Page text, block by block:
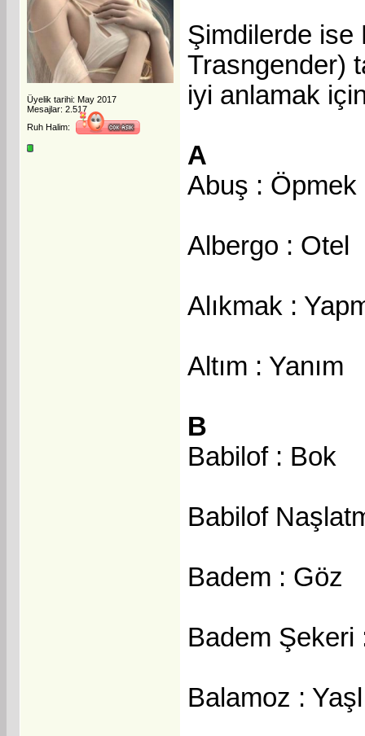
Üyelik tarihi: May 2017
Mesajlar: 2.517
Ruh Halim:
Şimdilerde ise
Trasngender)
iyi anlamak
A
Abuş : Öpmek
Albergo : Otel
Alıkmak :
Altım : Yanım
B
Babilof : Bok
Babilof
Badem : Göz
Badem Şekeri
Balamoz :